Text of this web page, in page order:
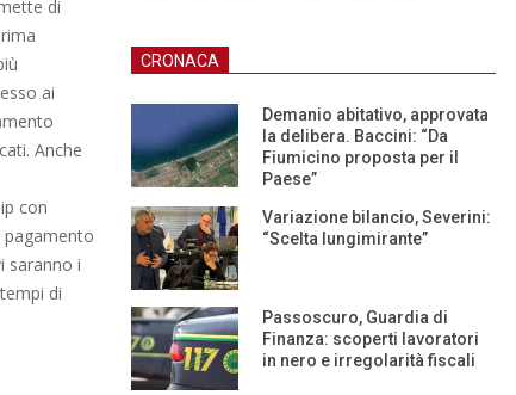
di
ai
Anche
con
pagamento
saranno i
di
CRONACA
Demanio abitativo, approvata
la delibera. Baccini: “Da
Fiumicino proposta per il
Paese”
Variazione bilancio, Severini:
“Scelta lungimirante”
Passoscuro, Guardia di
Finanza: scoperti lavoratori
in nero e irregolarità fiscali